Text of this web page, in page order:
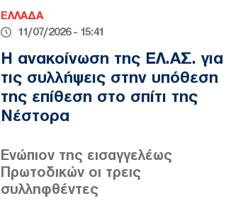
ΕΛΛΑΔΑ
11/07/2026 - 15:41
Η ανακοίνωση της ΕΛ.ΑΣ. για
τις συλλήψεις στην υπόθεση
της επίθεση στο σπίτι της
Νέστορα
Ενώπιον της εισαγγελέως
Πρωτοδικών οι τρεις
συλληφθέντες